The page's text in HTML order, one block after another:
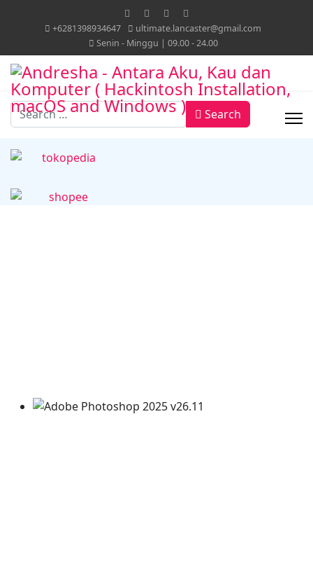
+6281398934647
ultimate.lancaster@gmail.com
Senin - Minggu | 09.00 - 24.00
Search Search